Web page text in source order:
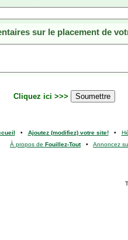
sur le placement de
Cliquez ici >>>
• Ajoutez (modifiez) votre site!•
À propos de Fouillez-Tout• Annoncez